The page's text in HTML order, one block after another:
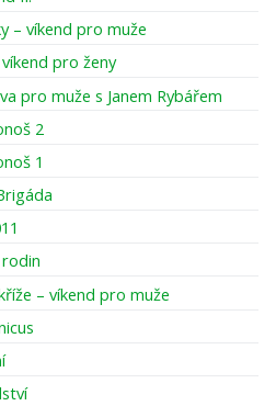
– víkend pro muže
pro ženy
pro muže s Janem Rybářem
2
1
– víkend pro muže